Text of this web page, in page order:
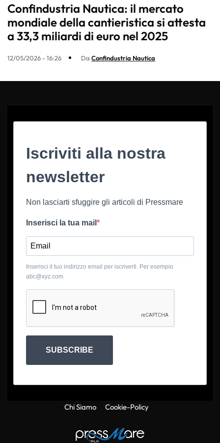
Confindustria Nautica: il mercato
mondiale della cantieristica si attesta
a 33,3 miliardi di euro nel 2025
12/05/2026 - 16:26 Da Confindustria Nautica
Iscriviti alla nostra
newsletter
Non lasciarti sfuggire gli articoli di Pressmare
Inserisci la tua mail
Inserisci il tuo indirizzo email per iscriverti. Per esempio
abc@xyz.com
SUBSCRIBE
Chi Siamo Cookie-Policy